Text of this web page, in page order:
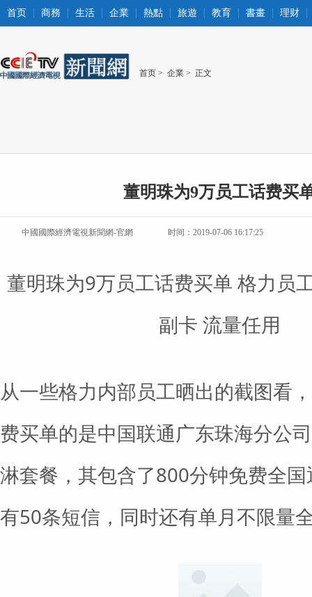
首页 商務 生活 企業 熱點 旅遊 教育 書畫 理财
首页 > 企業 > 正文
董明珠为9万员工话费买
中國國際經濟電視新聞網-官網 时间：2019-07-06 16:17:25
董明珠为9万员工话费买单 格力员
副卡 流量任用
从一些格力内部员工晒出的截图看
费买单的是中国联通广东珠海分公
淋套餐，其包含了800分钟免费全
有50条短信，同时还有单月不限量